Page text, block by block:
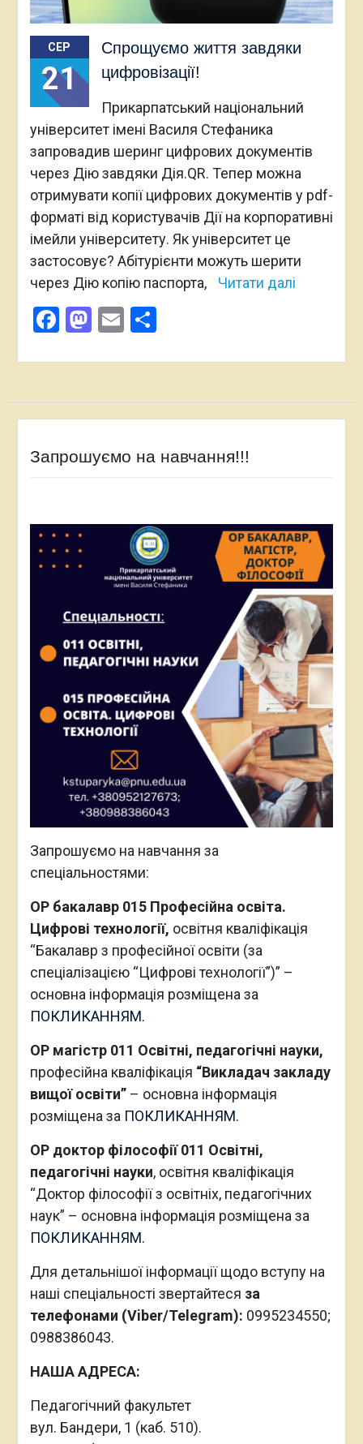
СЕР
21
Спрощуємо життя завдяки
цифровізації!
Прикарпатський національний
університет імені Василя Стефаника
запровадив шеринг цифрових документів
через Дію завдяки Дія.QR. Тепер можна
отримувати копії цифрових документів у pdf-
форматі від користувачів Дії на корпоративні
імейли університету. Як університет це
застосовує? Абітурієнти можуть шерити
через Дію копію паспорта,
Читати далі
Facebook
Mastodon
EmailПоділитися
Запрошуємо на навчання!!!
Запрошуємо на навчання за
спеціальностями:
ОР бакалавр 015 Професійна освіта.
Цифрові технології, освітня кваліфікація
“Бакалавр з професійної освіти (за
спеціалізацією “Цифрові технології”)” –
основна інформація розміщена за
ПОКЛИКАННЯМ.
ОР магістр 011 Освітні, педагогічні науки,
професійна кваліфікація “Викладач закладу
вищої освіти” – основна інформація
розміщена за ПОКЛИКАННЯМ.
ОР доктор філософії 011 Освітні,
педагогічні науки, освітня кваліфікація
“Доктор філософії з освітніх, педагогічних
наук” – основна інформація розміщена за
ПОКЛИКАННЯМ.
Для детальнішої інформації щодо вступу на
наші спеціальності звертайтеся за
телефонами (Viber/Telegram): 0995234550;
0988386043.
НАША АДРЕСА:
Педагогічний факультет
вул. Бандери, 1 (каб. 510).